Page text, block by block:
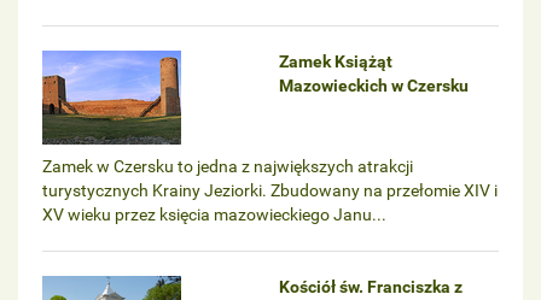
Zamek Książąt
Mazowieckich w Czersku
Zamek w Czersku to jedna z największych atrakcji
turystycznych Krainy Jeziorki. Zbudowany na przełomie XIV i
XV wieku przez księcia mazowieckiego Janu...
Kościół św. Franciszka z